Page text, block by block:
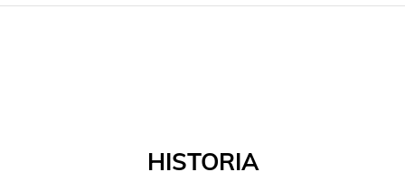
HISTORIA